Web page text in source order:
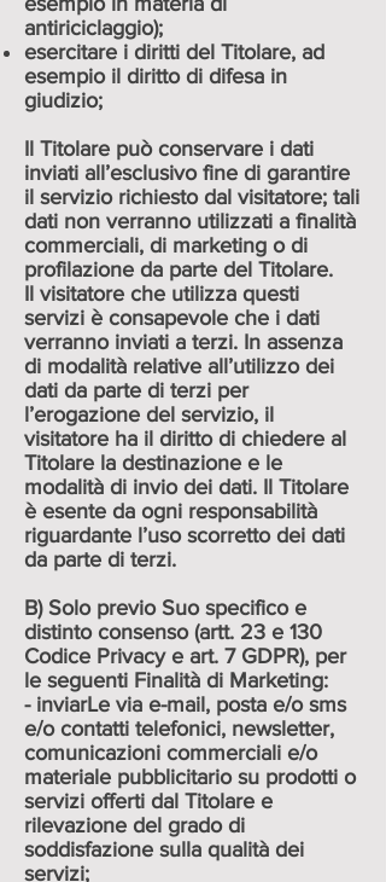
antiriciclaggio);
esercitare i diritti del Titolare, ad
esempio il diritto di difesa in
giudizio;
Il Titolare può conservare i dati
inviati all’esclusivo fine di garantire
il servizio richiesto dal visitatore; tali
dati non verranno utilizzati a finalità
commerciali, di marketing o di
profilazione da parte del Titolare.
Il visitatore che utilizza questi
servizi è consapevole che i dati
verranno inviati a terzi. In assenza
di modalità relative all’utilizzo dei
dati da parte di terzi per
l’erogazione del servizio, il
visitatore ha il diritto di chiedere al
Titolare la destinazione e le
modalità di invio dei dati. Il Titolare
è esente da ogni responsabilità
riguardante l’uso scorretto dei dati
da parte di terzi.
B) Solo previo Suo specifico e
distinto consenso (artt. 23 e 130
Codice Privacy e art. 7 GDPR), per
le seguenti Finalità di Marketing:
- inviarLe via e-mail, posta e/o sms
e/o contatti telefonici, newsletter,
comunicazioni commerciali e/o
materiale pubblicitario su prodotti o
servizi offerti dal Titolare e
rilevazione del grado di
soddisfazione sulla qualità dei
servizi;